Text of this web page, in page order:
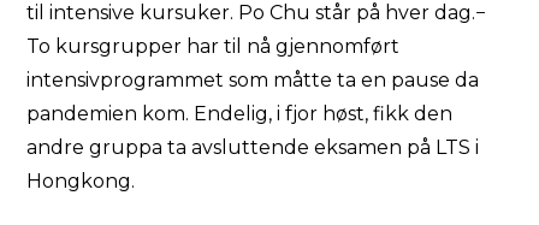
til intensive kursuker. Po Chu står på hver dag.−
To kursgrupper har til nå gjennomført
intensivprogrammet som måtte ta en pause da
pandemien kom. Endelig, i fjor høst, fikk den
andre gruppa ta avsluttende eksamen på LTS i
Hongkong.